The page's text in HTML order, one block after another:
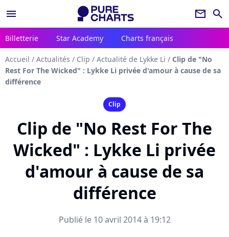
menu newsletter search
Billetterie Star Academy Charts français
Accueil / Actualités / Clip / Actualité de Lykke Li / Clip de "No
Rest For The Wicked" : Lykke Li privée d'amour à cause de sa
différence
Clip
Clip de "No Rest For The
Wicked" : Lykke Li privée
d'amour à cause de sa
différence
Publié le 10 avril 2014 à 19:12